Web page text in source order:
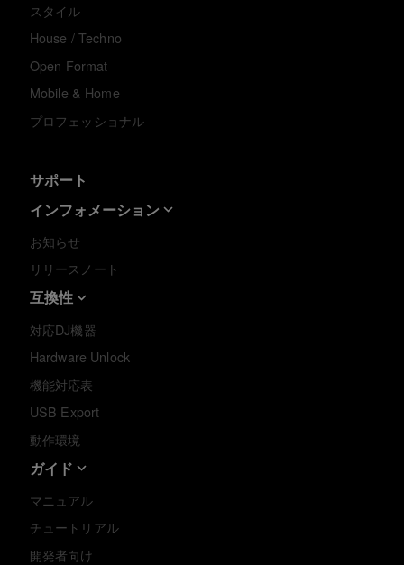
スタイル
House / Techno
Open Format
Mobile & Home
プロフェッショナル
サポート
インフォメーション
お知らせ
リリースノート
互換性
対応DJ機器
Hardware Unlock
機能対応表
USB Export
動作環境
ガイド
マニュアル
チュートリアル
開発者向け